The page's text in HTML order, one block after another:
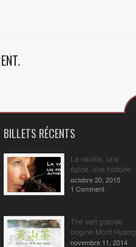
BILLETS RÉCENTS
La vanille, une
épice, une histoire.
octobre 20, 2015
1 Comment
Thé vert grande
origine Mont Huang
novembre 11, 2014